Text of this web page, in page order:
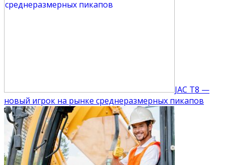
JAC T8 —
новый игрок на рынке среднеразмерных пикапов